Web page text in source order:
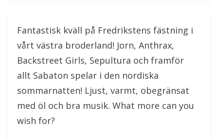
Fantastisk kväll på Fredrikstens fästning i
vårt västra broderland! Jorn, Anthrax,
Backstreet Girls, Sepultura och framför
allt Sabaton spelar i den nordiska
sommarnatten! Ljust, varmt, obegränsat
med öl och bra musik. What more can you
wish for?